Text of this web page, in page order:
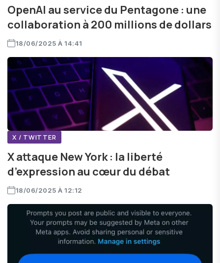
OpenAI au service du Pentagone : une
collaboration à 200 millions de dollars
18/06/2025 À 14:41
X / TWITTER
X attaque New York : la liberté
d’expression au cœur du débat
18/06/2025 À 12:12